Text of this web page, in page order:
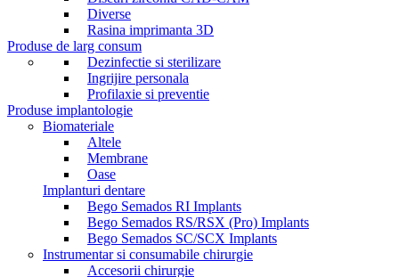
Diverse
Rasina imprimanta 3D
Produse de larg consum
Dezinfectie si sterilizare
Ingrijire personala
Profilaxie si preventie
Produse implantologie
Biomateriale
Altele
Membrane
Oase
Implanturi dentare
Bego Semados RI Implants
Bego Semados RS/RSX (Pro) Implants
Bego Semados SC/SCX Implants
Instrumentar si consumabile chirurgie
Accesorii chirurgie